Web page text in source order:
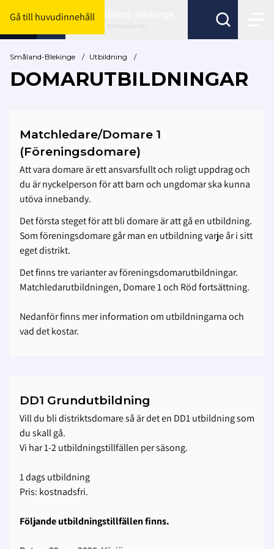
Gå till huvudinnehållSmåland-Blekinge
Byt förbund här
Småland-Blekinge / Utbildning /
DOMARUTBILDNINGAR
Matchledare/Domare 1
(Föreningsdomare)
Att vara domare är ett ansvarsfullt och roligt uppdrag och
du är nyckelperson för att barn och ungdomar ska kunna
utöva innebandy.
Det första steget för att bli domare är att gå en utbildning.
Som föreningsdomare går man en utbildning varje år i sitt
eget distrikt.
Det finns tre varianter av föreningsdomarutbildningar.
Matchledarutbildningen, Domare 1 och Röd fortsättning.
Nedanför finns mer information om utbildningarna och
vad det kostar.
DD1 Grundutbildning
Vill du bli distriktsdomare så är det en DD1 utbildning som
du skall gå.
Vi har 1-2 utbildningstillfällen per säsong.
1 dags utbildning
Pris: kostnadsfri.
Följande utbildningstillfällen finns.